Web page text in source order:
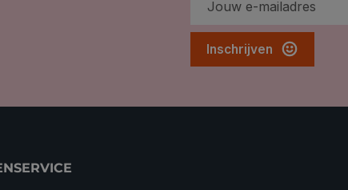
Inschrijven